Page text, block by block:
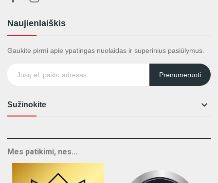
Naujienlaiškis
Gaukite pirmi apie ypatingas nuolaidas ir superinius pasiūlymus.
Prenumeruoti
Sužinokite 
Mes patikimi, nes...